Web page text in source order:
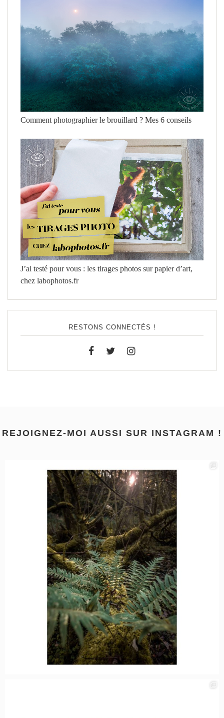
Comment photographier le brouillard ? Mes 6 conseils
J’ai testé pour vous : les tirages photos sur papier d’art,
chez labophotos.fr
RESTONS CONNECTÉS !
REJOIGNEZ-MOI AUSSI SUR INSTAGRAM !